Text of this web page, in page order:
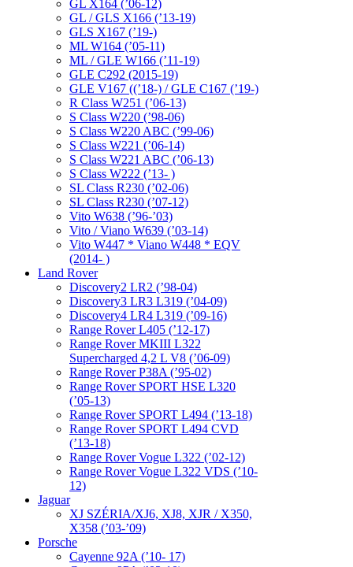
GL X164 (’06-12)
GL / GLS X166 (’13-19)
GLS X167 (’19-)
ML W164 (’05-11)
ML / GLE W166 (’11-19)
GLE C292 (2015-19)
GLE V167 ((’18-) / GLE C167 (’19-)
R Class W251 (’06-13)
S Class W220 (’98-06)
S Class W220 ABC (’99-06)
S Class W221 (’06-14)
S Class W221 ABC (’06-13)
S Class W222 (’13- )
SL Class R230 (’02-06)
SL Class R230 (’07-12)
Vito W638 (’96-’03)
Vito / Viano W639 (’03-14)
Vito W447 * Viano W448 * EQV
(2014- )
Land Rover
Discovery2 LR2 (’98-04)
Discovery3 LR3 L319 (’04-09)
Discovery4 LR4 L319 (’09-16)
Range Rover L405 (’12-17)
Range Rover MKIII L322
Supercharged 4,2 L V8 (’06-09)
Range Rover P38A (’95-02)
Range Rover SPORT HSE L320
(’05-13)
Range Rover SPORT L494 (’13-18)
Range Rover SPORT L494 CVD
(’13-18)
Range Rover Vogue L322 (’02-12)
Range Rover Vogue L322 VDS (’10-
12)
Jaguar
XJ SZÉRIA/XJ6, XJ8, XJR / X350,
X358 (’03-’09)
Porsche
Cayenne 92A (’10- 17)